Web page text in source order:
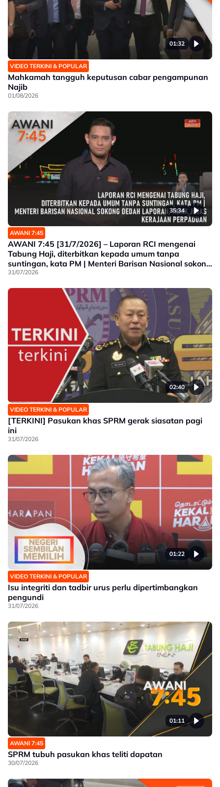
01:32
VIDEO TERKINI & POPULAR
Mahkamah tangguh keputusan cabar pengampunan
Najib
01/08/2026
35:34
AWANI 7:45
AWANI 7:45 [31/7/2026] – Laporan RCI mengenai
Tabung Haji, diterbitkan kepada umum tanpa
suntingan, kata PM | Menteri Barisan Nasional sokong
dedah laporan, tidak jejas Kerajaan Perpaduan |
dita
31/07/2026
02:40
VIDEO TERKINI & POPULAR
[TERKINI] Pasukan khas SPRM gerak siasatan pagi
ini
31/07/2026
01:22
VIDEO TERKINI & POPULAR
Isu integriti dan tadbir urus perlu dipertimbangkan
pengundi
31/07/2026
01:11
AWANI 7:45
SPRM tubuh pasukan khas teliti dapatan
30/07/2026